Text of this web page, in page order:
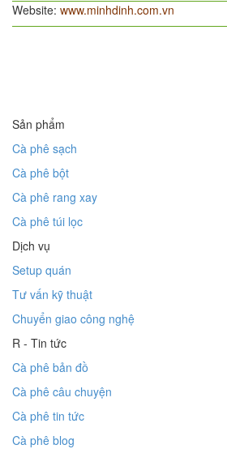
Website: www.minhdinh.com.vn
Sản phẩm
Cà phê sạch
Cà phê bột
Cà phê rang xay
Cà phê túi lọc
Dịch vụ
Setup quán
Tư vấn kỹ thuật
Chuyển giao công nghệ
R - Tin tức
Cà phê bản đồ
Cà phê câu chuyện
Cà phê tin tức
Cà phê blog